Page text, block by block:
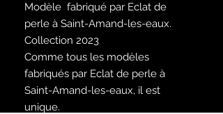
Modèle fabriqué par Eclat de
perle à Saint-Amand-les-eaux.
Collection 2023
Comme tous les modèles
fabriqués par Eclat de perle à
Saint-Amand-les-eaux, il est
unique.